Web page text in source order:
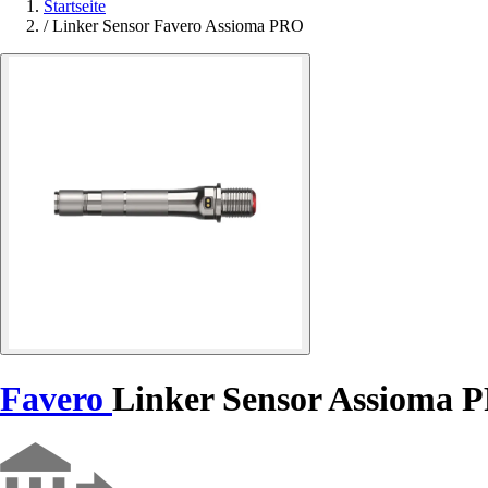
Startseite
/ Linker Sensor Favero Assioma PRO
Favero Linker Sensor Assioma